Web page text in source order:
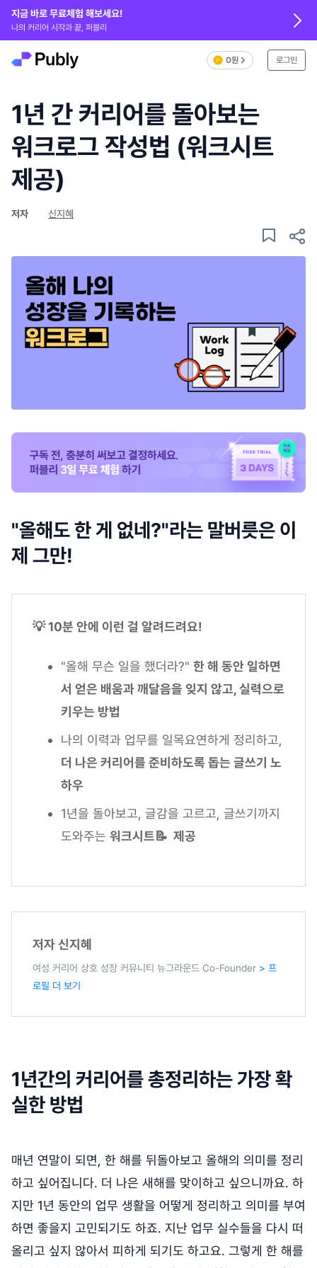
지금 바로 무료체험 해보세요!
나의 커리어 시작과 끝, 퍼블리
0원 로그인
1년 간 커리어를 돌아보는
워크로그 작성법 (워크시트
제공)
저자 신지혜
"올해도 한 게 없네?"라는 말버릇은 이
제 그만!
💡 10분 안에 이런 걸 알려드려요!
"올해 무슨 일을 했더라?" 한 해 동안 일하면
서 얻은 배움과 깨달음을 잊지 않고, 실력으로
키우는 방법
나의 이력과 업무를 일목요연하게 정리하고,
더 나은 커리어를 준비하도록 돕는 글쓰기 노
하우
1년을 돌아보고, 글감을 고르고, 글쓰기까지
도와주는 워크시트📝 제공
저자 신지혜
여성 커리어 상호 성장 커뮤니티 뉴그라운드 Co-Founder > 프
로필 더 보기
1년간의 커리어를 총정리하는 가장 확
실한 방법
매년 연말이 되면, 한 해를 뒤돌아보고 올해의 의미를 정리
하고 싶어집니다. 더 나은 새해를 맞이하고 싶으니까요. 하
지만 1년 동안의 업무 생활을 어떻게 정리하고 의미를 부여
하면 좋을지 고민되기도 하죠. 지난 업무 실수들을 다시 떠
올리고 싶지 않아서 피하게 되기도 하고요. 그렇게 한 해를